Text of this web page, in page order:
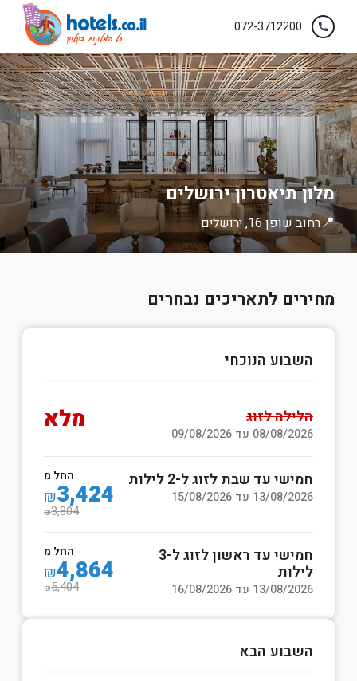
call
072-3712200
מלון תיאטרון ירושלים
📍רחוב שופן 16, ירושלים
מחירים לתאריכים נבחרים
השבוע הנוכחי
הלילה לזוג
08/08/2026 עד 09/08/2026 מלא
חמישי עד שבת לזוג ל-2 לילות
13/08/2026 עד 15/08/2026
החל מ
₪3,424
₪3,804
חמישי עד ראשון לזוג ל-3
לילות
13/08/2026 עד 16/08/2026
החל מ
₪4,864
₪5,404
השבוע הבא